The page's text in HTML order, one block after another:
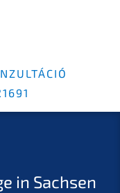
in Sachsen